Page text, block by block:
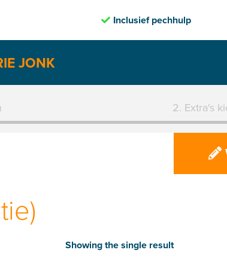
Inclusief pechhulp
JONK
2. Extra's
Showing the single result